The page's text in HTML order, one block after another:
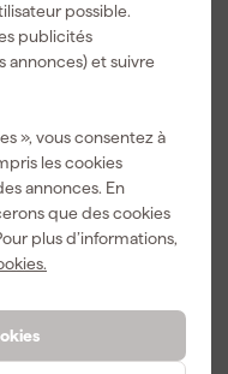
possible.
publicités
annonces) et suivre
», vous consentez à
les cookies
annonces. En
que des cookies
plus d’informations,
Comparer
gratuit
GSR 18V-65 Kit
visseuse sans